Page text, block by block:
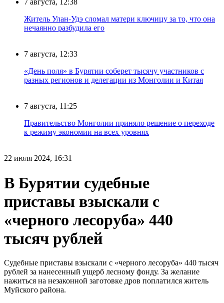
7 августа, 12:38
Житель Улан-Удэ сломал матери ключицу за то, что она
нечаянно разбудила его
7 августа, 12:33
«День поля» в Бурятии соберет тысячу участников с
разных регионов и делегации из Монголии и Китая
7 августа, 11:25
Правительство Монголии приняло решение о переходе
к режиму экономии на всех уровнях
22 июля 2024, 16:31
В Бурятии судебные
приставы взыскали с
«черного лесоруба» 440
тысяч рублей
Судебные приставы взыскали с «черного лесоруба» 440 тысяч
рублей за нанесенный ущерб лесному фонду. За желание
нажиться на незаконной заготовке дров поплатился житель
Муйского района.